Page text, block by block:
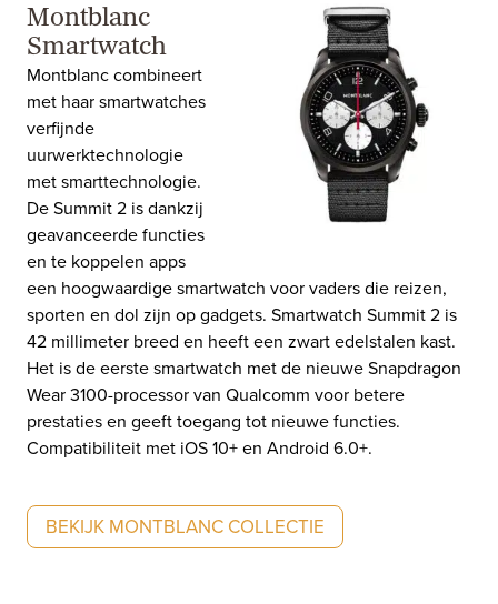
Montblanc
Smartwatch
Montblanc combineert
met haar smartwatches
verfijnde
uurwerktechnologie
met smarttechnologie.
De Summit 2 is dankzij
geavanceerde functies
en te koppelen apps
een hoogwaardige smartwatch voor vaders die reizen,
sporten en dol zijn op gadgets. Smartwatch Summit 2 is
42 millimeter breed en heeft een zwart edelstalen kast.
Het is de eerste smartwatch met de nieuwe Snapdragon
Wear 3100-processor van Qualcomm voor betere
prestaties en geeft toegang tot nieuwe functies.
Compatibiliteit met iOS 10+ en Android 6.0+.
BEKIJK MONTBLANC COLLECTIE